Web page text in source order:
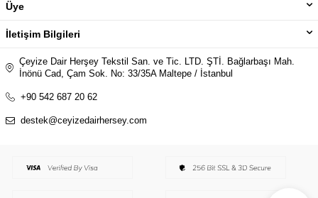
Üye
İletişim Bilgileri
Çeyize Dair Herşey Tekstil San. ve Tic. LTD. ŞTİ. Bağlarbaşı Mah.
İnönü Cad, Çam Sok. No: 33/35A Maltepe / İstanbul
+90 542 687 20 62
destek@ceyizedairhersey.com